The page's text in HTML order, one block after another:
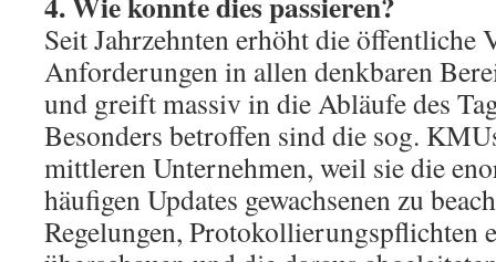
Seit Jahrzehnten erhöht die öffentliche
Anforderungen in allen denkbaren
und greift massiv in die Abläufe des
Besonders betroffen sind die sog.
mittleren Unternehmen, weil sie die
häufigen Updates gewachsenen zu
Regelungen, Protokollierungspflichten